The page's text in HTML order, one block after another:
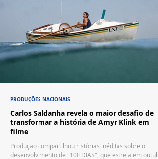
Carlos Saldanha revela o maior desafio de
transformar a história de Amyr Klink em
filme
Produção compartilhou histórias inéditas sobre o
desenvolvimento de "100 DIAS", que estreia em
PRODUÇÕES NACIONAIS